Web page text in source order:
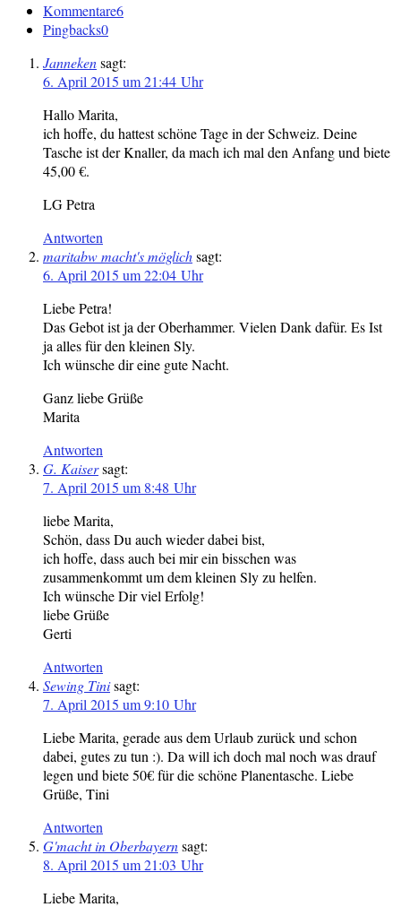
Kommentare6
Pingbacks0
Jannekensagt:
6. April 2015 um 21:44 Uhr
Hallo Marita,
ich hoffe, du hattest schöne Tage in der Schweiz. Deine
Tasche ist der Knaller, da mach ich mal den Anfang und biete
45,00 €.
LG Petra
Antworten
maritabw macht's möglichsagt:
6. April 2015 um 22:04 Uhr
Liebe Petra!
Das Gebot ist ja der Oberhammer. Vielen Dank dafür. Es Ist
ja alles für den kleinen Sly.
Ich wünsche dir eine gute Nacht.
Ganz liebe Grüße
Marita
Antworten
G. Kaisersagt:
7. April 2015 um 8:48 Uhr
liebe Marita,
Schön, dass Du auch wieder dabei bist,
ich hoffe, dass auch bei mir ein bisschen was
zusammenkommt um dem kleinen Sly zu helfen.
Ich wünsche Dir viel Erfolg!
liebe Grüße
Gerti
Antworten
Sewing Tinisagt:
7. April 2015 um 9:10 Uhr
Liebe Marita, gerade aus dem Urlaub zurück und schon
dabei, gutes zu tun :). Da will ich doch mal noch was drauf
legen und biete 50€ für die schöne Planentasche. Liebe
Grüße, Tini
Antworten
G'macht in Oberbayernsagt:
8. April 2015 um 21:03 Uhr
Liebe Marita,